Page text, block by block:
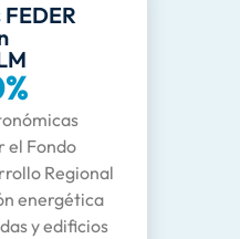
el Fondo
Regional
energética
y edificios